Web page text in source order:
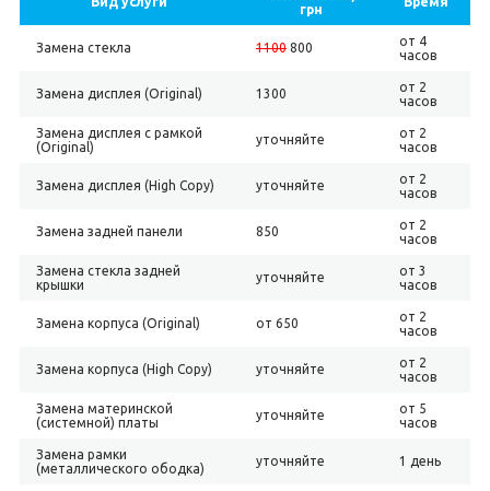
грн
Замена стекла 1100800
от 4
часов
Замена дисплея (Original) 1300
от 2
часов
Замена дисплея с рамкой
(Original)
уточняйте
от 2
часов
Замена дисплея (High Copy) уточняйте
от 2
часов
Замена задней панели 850
от 2
часов
Замена стекла задней
крышки
уточняйте
от 3
часов
Замена корпуса (Original) от 650
от 2
часов
Замена корпуса (High Copy) уточняйте
от 2
часов
Замена материнской
(системной) платы
уточняйте
от 5
часов
Замена рамки
(металлического ободка)
уточняйте 1 день